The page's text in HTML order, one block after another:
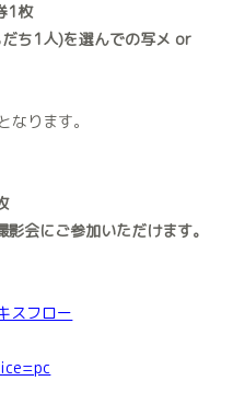
1枚
ち1人)を選んでの写メ or
ります。
会にご参加いただけます。
フロー